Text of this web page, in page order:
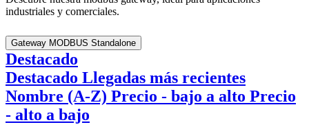
industriales y comerciales.
Gateway MODBUS Standalone
Destacado
Destacado Llegadas más recientes
Nombre (A-Z) Precio - bajo a alto Precio
- alto a bajo